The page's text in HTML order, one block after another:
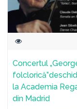
Concertul
la Academia
din Madrid